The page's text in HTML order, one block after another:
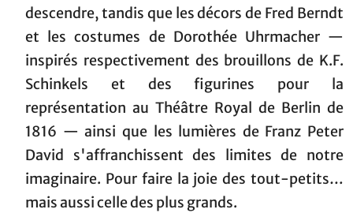
descendre, tandis que les décors de Fred Berndt
et les costumes de Dorothée Uhrmacher —
inspirés respectivement des brouillons de K.F.
Schinkels et des figurines pour la
représentation au Théâtre Royal de Berlin de
1816 — ainsi que les lumières de Franz Peter
David s'affranchissent des limites de notre
imaginaire. Pour faire la joie des tout-petits…
mais aussi celle des plus grands.